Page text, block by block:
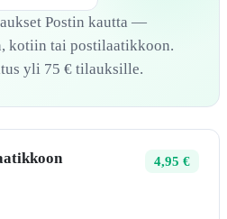
Postin kautta —
kotiin tai postilaatikkoon.
yli 75 € tilauksille.
4,95 €